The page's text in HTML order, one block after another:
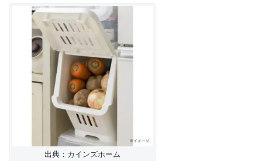
出典：カインズホーム